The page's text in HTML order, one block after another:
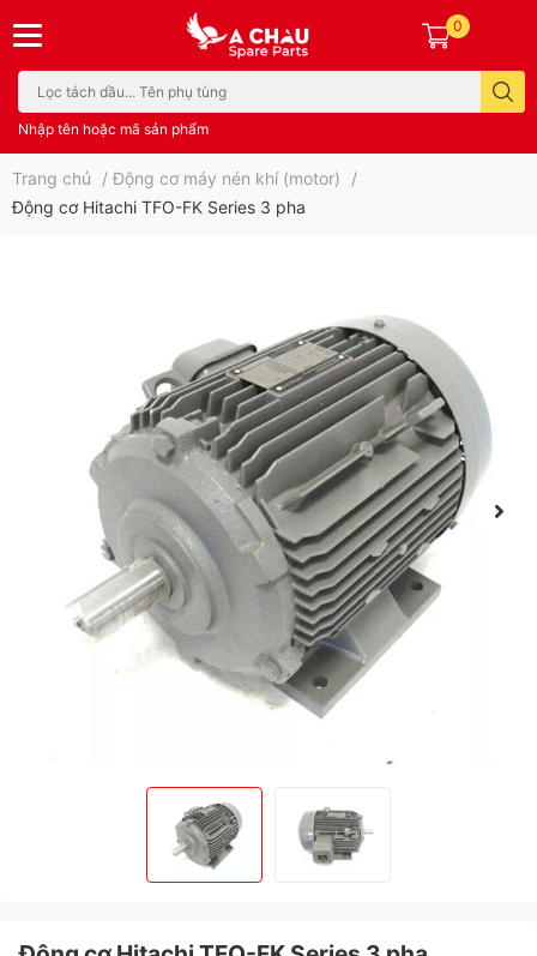
Nhập tên hoặc mã sản phẩm
0
Trang chủ / Động cơ máy nén khí (motor)
/
Động cơ Hitachi TFO-FK Series 3 pha